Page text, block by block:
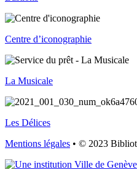
Centre d’iconographie
La Musicale
Les Délices
Mentions légales • © 2023